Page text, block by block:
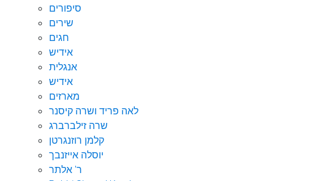
סיפורים
שירים
חגים
אידיש
אנגלית
אידיש
מארזים
לאה פריד ושרה קיסנר
שרה זילברברג
קלמן רוזנגרטן
יוסלה אייזנבך
ר' אלתר